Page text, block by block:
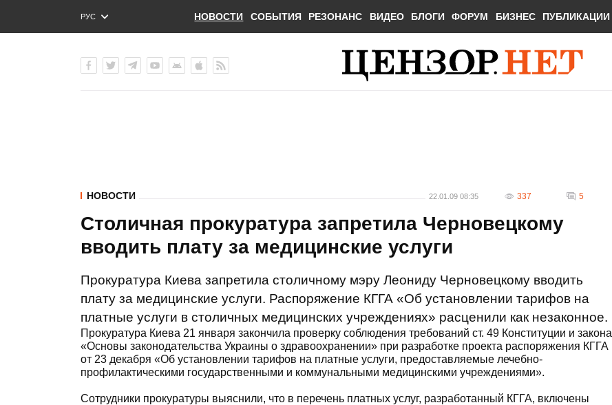
РУС
ENG
НОВОСТИ СОБЫТИЯ РЕЗОНАНС ВИДЕО БЛОГИ ФОРУМ БИЗНЕС ПУБЛИКАЦИИ
НОВОСТИ 22.01.09 08:35 337 5
Столичная прокуратура запретила Черновецкому
вводить плату за медицинские услуги
Прокуратура Киева запретила столичному мэру Леониду Черновецкому вводить
плату за медицинские услуги. Распоряжение КГГА «Об установлении тарифов на
платные услуги в столичных медицинских учреждениях» расценили как незаконное.
Прокуратура Киева 21 января закончила проверку соблюдения требований ст. 49 Конституции и закона
«Основы законодательства Украины о здравоохранении» при разработке проекта распоряжения КГГА
от 23 декабря «Об установлении тарифов на платные услуги, предоставляемые лечебно-
профилактическими государственными и коммунальными медицинскими учреждениями».
Сотрудники прокуратуры выяснили, что в перечень платных услуг, разработанный КГГА, включены